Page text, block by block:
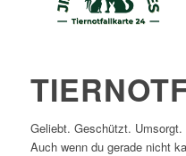
Geliebt. Geschützt. Umsorgt.
Auch wenn du gerade nicht